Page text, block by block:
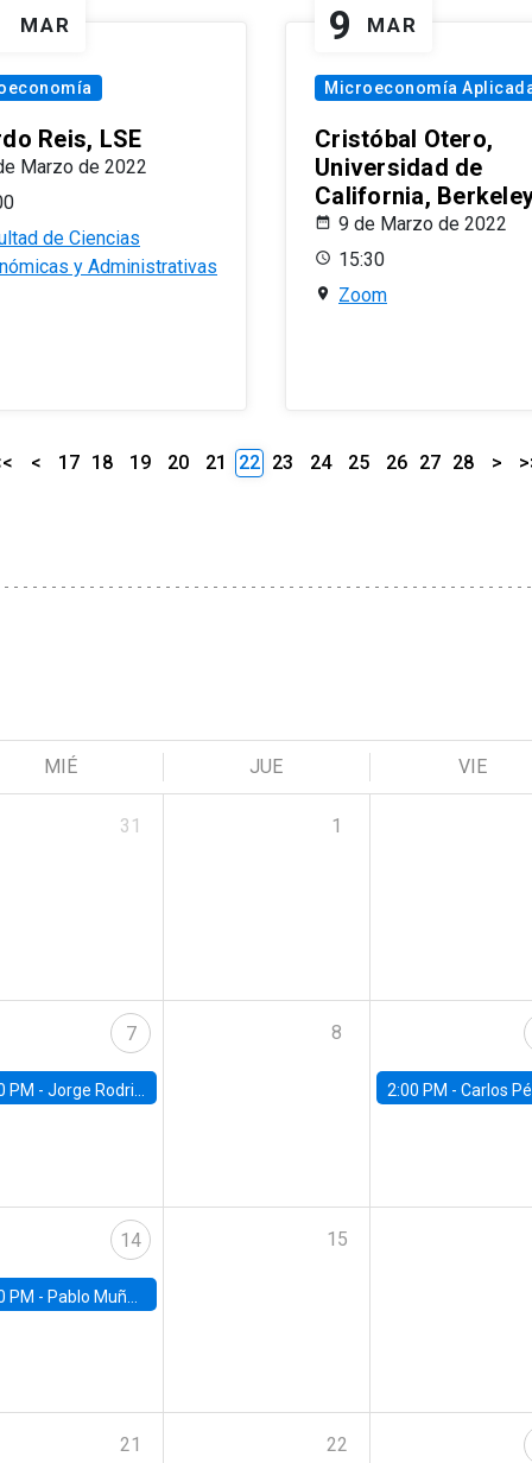
MAR
Reis, LSE
Marzo de 2022
de Ciencias
y Administrativas
9 MAR
Microeconomía
Cristóbal Otero,
Universidad de
California,
9 de Marzo de 2022
15:30
Zoom
< 17 18 19 20 21 22 23 24 25 26 27 28 >
MIÉ JUE VIE
31 1
7
PM -Jorge Rodriguez, Universidad de Los Andes
8
2:00 PM - Carlos Pérez, Universidad
14
PM - Pablo Muñoz, Universidad de Chile
15
21 22